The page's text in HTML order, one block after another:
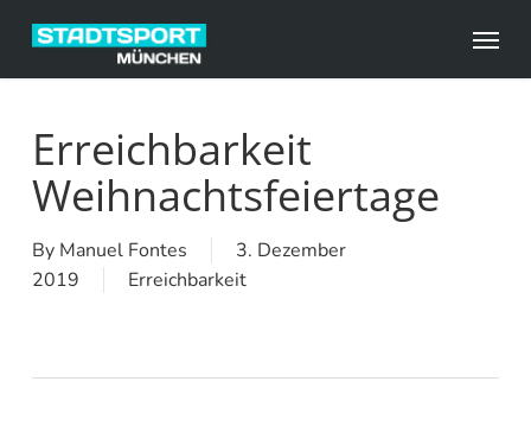
main
Menu
Erreichbarkeit
Weihnachtsfeiertage
By Manuel Fontes
3. Dezember
2019
Erreichbarkeit